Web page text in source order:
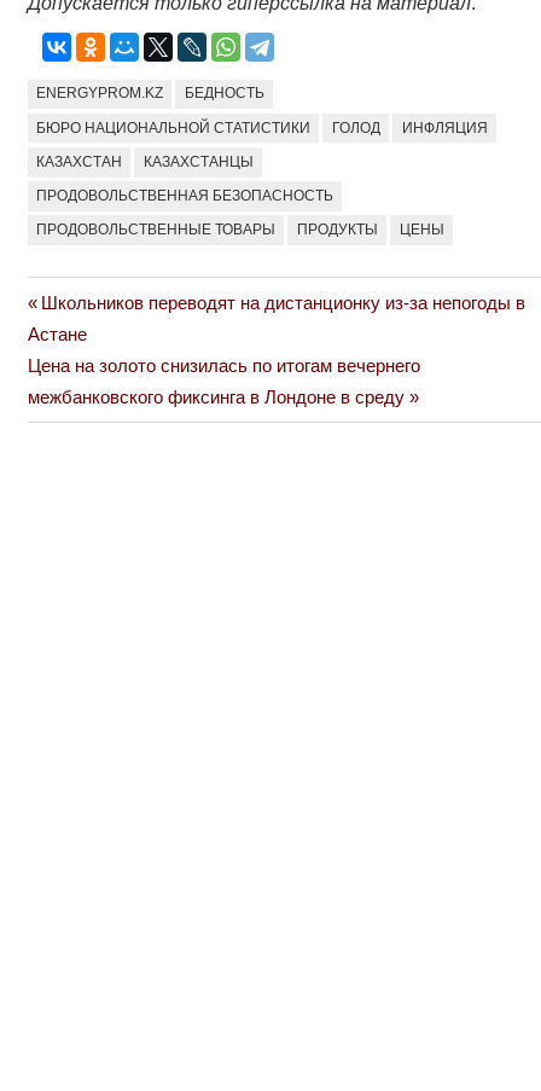
ENERGYPROM.KZ БЕДНОСТЬ
БЮРО НАЦИОНАЛЬНОЙ СТАТИСТИКИ ГОЛОД ИНФЛЯЦИЯ
КАЗАХСТАН КАЗАХСТАНЦЫ
ПРОДОВОЛЬСТВЕННАЯ БЕЗОПАСНОСТЬ
ПРОДОВОЛЬСТВЕННЫЕ ТОВАРЫ ПРОДУКТЫ ЦЕНЫ
Навигация
по
записям
Previous
Post:
Школьников переводят на дистанционку из-за непогоды в
Астане
Next
Post:
Цена на золото снизилась по итогам вечернего
межбанковского фиксинга в Лондоне в среду